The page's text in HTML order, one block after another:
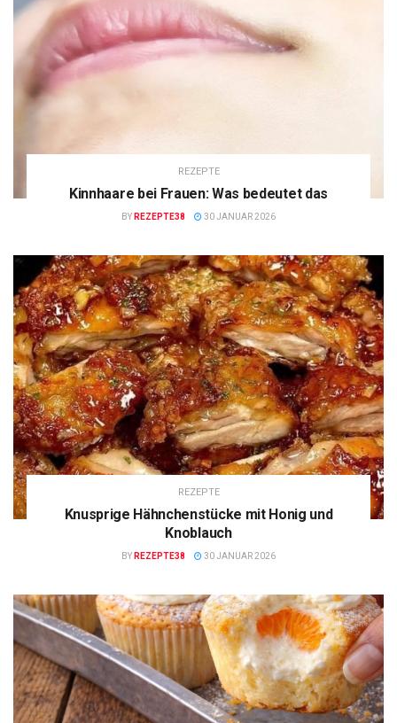
REZEPTE
Kinnhaare bei Frauen: Was bedeutet das
BY REZEPTE38 30 JANUAR 2026
REZEPTE
Knusprige Hähnchenstücke mit Honig und
Knoblauch
BY REZEPTE38 30 JANUAR 2026